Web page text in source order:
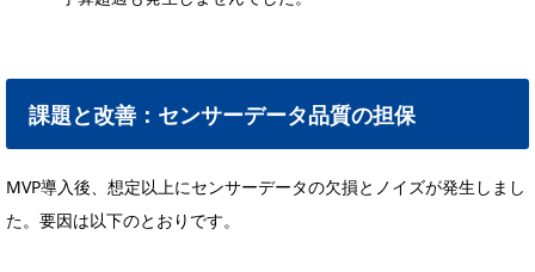
課題と改善：センサーデータ品質の担保
MVP導入後、想定以上にセンサーデータの欠損とノイズが発生しまし
た。要因は以下のとおりです。